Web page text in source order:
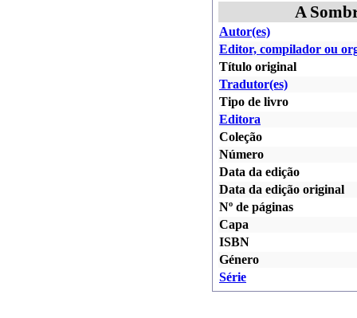
A
Autor(es)
Editor, compilador ou
Título original
Tradutor(es)
Tipo de livro
Editora
Coleção
Número
Data da edição
Data da edição original
Nº de páginas
Capa
ISBN
Género
Série